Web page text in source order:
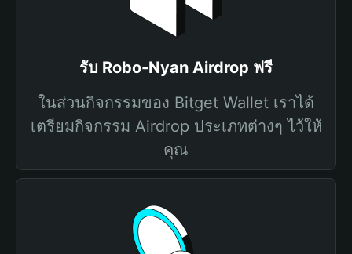
รับ Robo-Nyan Airdrop ฟรี
ในส่วนกิจกรรมของ Bitget Wallet เราได้
เตรียมกิจกรรม Airdrop ประเภทต่างๆ ไว้ให้
คุณ